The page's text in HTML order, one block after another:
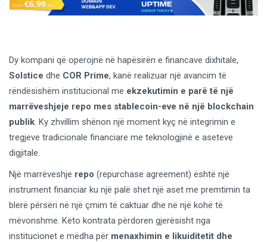
Dy kompani që operojnë në hapësirën e financave dixhitale,
Solstice dhe COR Prime, kanë realizuar një avancim të
rëndësishëm institucional me ekzekutimin e parë të një
marrëveshjeje repo mes stablecoin-eve në një blockchain
publik. Ky zhvillim shënon një moment kyç në integrimin e
tregjeve tradicionale financiare me teknologjinë e aseteve
digjitale.
Një marrëveshje repo (repurchase agreement) është një
instrument financiar ku një palë shet një aset me premtimin ta
blerë përsëri në një çmim të caktuar dhe në një kohë të
mëvonshme. Këto kontrata përdoren gjerësisht nga
institucionet e mëdha për menaxhimin e likuiditetit dhe